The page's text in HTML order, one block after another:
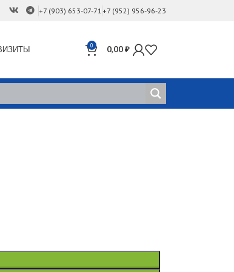
+7 (903) 653-07-71 +7 (952) 956-96-23
0 0,00₽